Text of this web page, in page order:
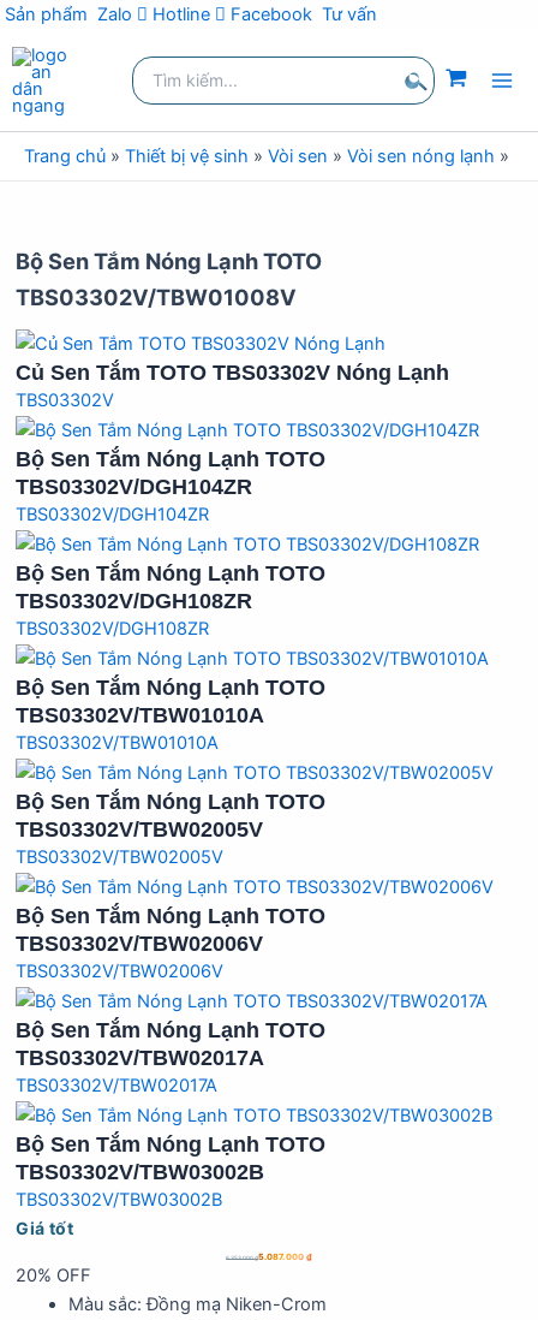
Sản phẩm Zalo Hotline Facebook Tư vấn
Nhảy
tới
nội
dung
Tìm
kiếm:
kiếm
Trang chủ » Thiết bị vệ sinh » Vòi sen » Vòi sen nóng lạnh »
Bộ Sen Tắm Nóng Lạnh TOTO
TBS03302V/TBW01008V
Củ Sen Tắm TOTO TBS03302V Nóng Lạnh
TBS03302V
Bộ Sen Tắm Nóng Lạnh TOTO
TBS03302V/DGH104ZR
TBS03302V/DGH104ZR
Bộ Sen Tắm Nóng Lạnh TOTO
TBS03302V/DGH108ZR
TBS03302V/DGH108ZR
Bộ Sen Tắm Nóng Lạnh TOTO
TBS03302V/TBW01010A
TBS03302V/TBW01010A
Bộ Sen Tắm Nóng Lạnh TOTO
TBS03302V/TBW02005V
TBS03302V/TBW02005V
Bộ Sen Tắm Nóng Lạnh TOTO
TBS03302V/TBW02006V
TBS03302V/TBW02006V
Bộ Sen Tắm Nóng Lạnh TOTO
TBS03302V/TBW02017A
TBS03302V/TBW02017A
Bộ Sen Tắm Nóng Lạnh TOTO
TBS03302V/TBW03002B
TBS03302V/TBW03002B
Giá tốt
6.353.000₫5.087.000 ₫
20% OFF
Màu sắc: Đồng mạ Niken-Crom